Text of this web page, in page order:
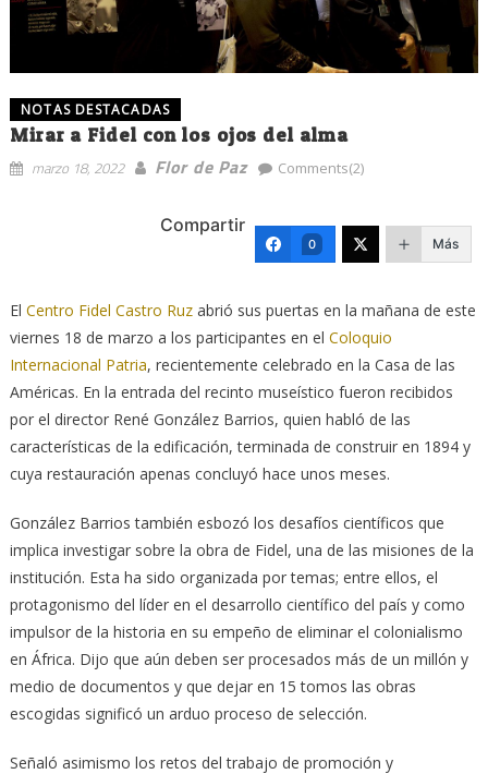
NOTAS DESTACADAS
Mirar a Fidel con los ojos del alma
marzo 18, 2022 Flor de Paz Comments(2)
Compartir
0 Más
El Centro Fidel Castro Ruzabrió sus puertas en la mañana de este
viernes 18 de marzo a los participantes en el Coloquio
Internacional Patria, recientemente celebrado en la Casa de las
Américas. En la entrada del recinto museístico fueron recibidos
por el director René González Barrios, quien habló de las
características de la edificación, terminada de construir en 1894 y
cuya restauración apenas concluyó hace unos meses.
González Barrios también esbozó los desafíos científicos que
implica investigar sobre la obra de Fidel, una de las misiones de la
institución. Esta ha sido organizada por temas; entre ellos, el
protagonismo del líder en el desarrollo científico del país y como
impulsor de la historia en su empeño de eliminar el colonialismo
en África. Dijo que aún deben ser procesados más de un millón y
medio de documentos y que dejar en 15 tomos las obras
escogidas significó un arduo proceso de selección.
Señaló asimismo los retos del trabajo de promoción y